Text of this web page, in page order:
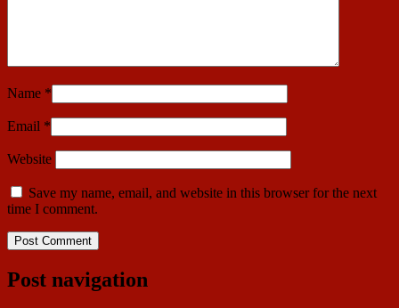
Name *
Email *
Website
Save my name, email, and website in this browser for the next
time I comment.
Post navigation